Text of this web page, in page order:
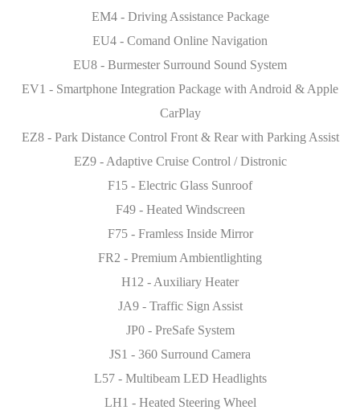
EM4 - Driving Assistance Package
EU4 - Comand Online Navigation
EU8 - Burmester Surround Sound System
EV1 - Smartphone Integration Package with Android & Apple
CarPlay
EZ8 - Park Distance Control Front & Rear with Parking Assist
EZ9 - Adaptive Cruise Control / Distronic
F15 - Electric Glass Sunroof
F49 - Heated Windscreen
F75 - Framless Inside Mirror
FR2 - Premium Ambientlighting
H12 - Auxiliary Heater
JA9 - Traffic Sign Assist
JP0 - PreSafe System
JS1 - 360 Surround Camera
L57 - Multibeam LED Headlights
LH1 - Heated Steering Wheel